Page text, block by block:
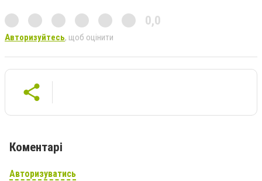
0,0
Авторизуйтесь, щоб оцінити
Коментарі
Авторизуватись